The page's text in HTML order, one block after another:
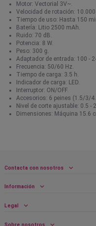
Motor: Vectorial 3V~.
Velocidad de rotación: 10.000
Tiempo de uso: Hasta 150
Batería: Litio 2500 mAh.
Ruido: 70 dB.
Potencia: 8 W.
Peso: 300 g.
Adaptador de entrada: 100 -
Frecuencia: 50/60 Hz.
Tiempo de carga: 3.5 h.
Indicador de carga: LED.
Interruptor: ON/OFF.
Accesorios: 6 peines (1.5/3/
Nivel de corte ajustable: 0.5 -
Dimensiones: Máquina 15.6
Contacta con nosotros
Información
Legal
Sobre nosotros